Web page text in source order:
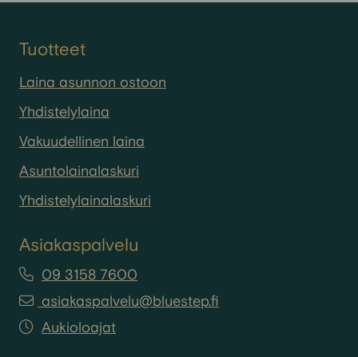
Tuotteet
Laina asunnon ostoon
Yhdistelylaina
Vakuudellinen laina
Asuntolainalaskuri
Yhdistelylainalaskuri
Asiakaspalvelu
09 3158 7600
asiakaspalvelu@bluestep.fi
Aukioloajat